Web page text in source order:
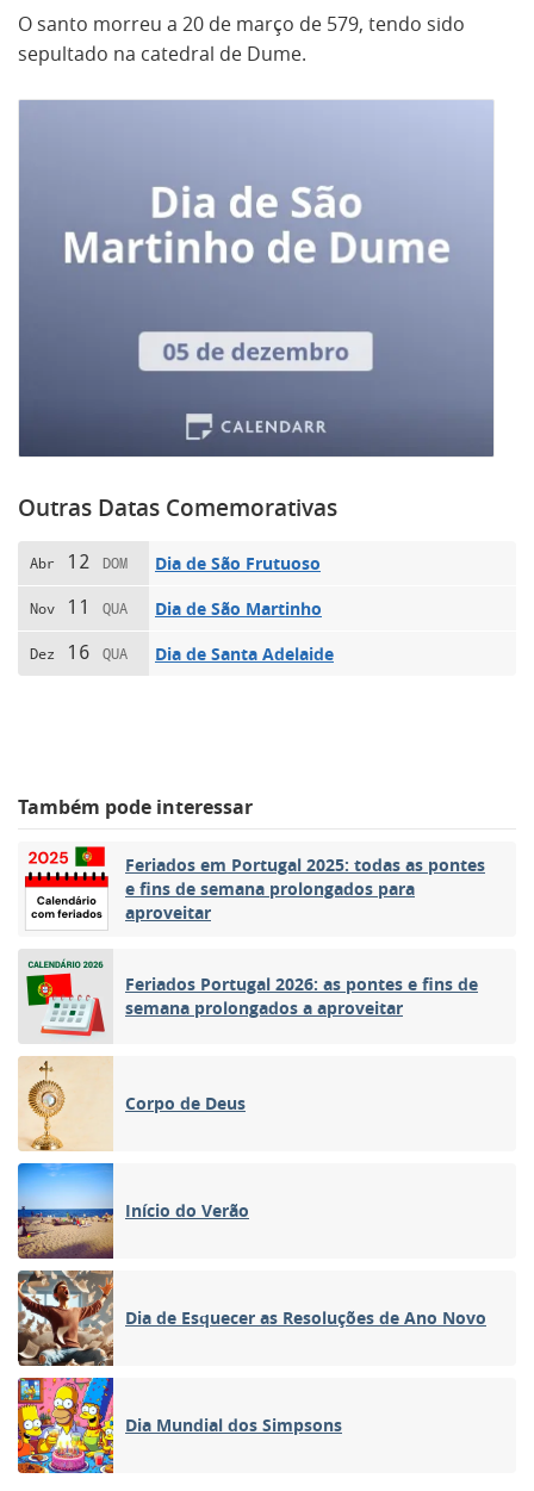
O santo morreu a 20 de março de 579, tendo sido
sepultado na catedral de Dume.
Outras Datas Comemorativas
Abr 12 DOM Dia de São Frutuoso
Nov 11 QUA Dia de São Martinho
Dez 16 QUA Dia de Santa Adelaide
Também pode interessar
Feriados em Portugal 2025: todas as pontes
e fins de semana prolongados para
aproveitar
Feriados Portugal 2026: as pontes e fins de
semana prolongados a aproveitar
Corpo de Deus
Início do Verão
Dia de Esquecer as Resoluções de Ano Novo
Dia Mundial dos Simpsons